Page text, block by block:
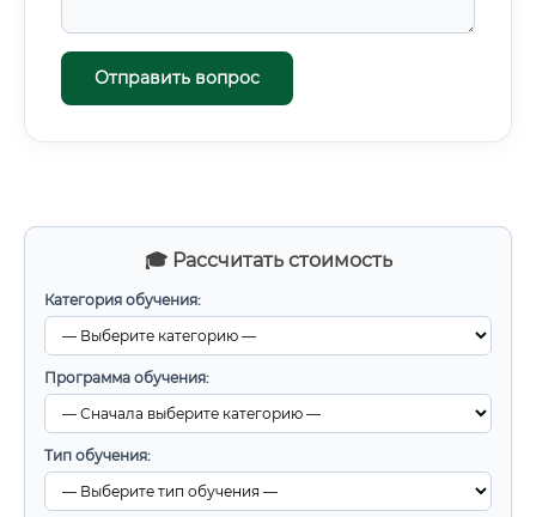
🎓 Рассчитать стоимость
Категория обучения:
Программа обучения:
Тип обучения:
Отправить вопрос